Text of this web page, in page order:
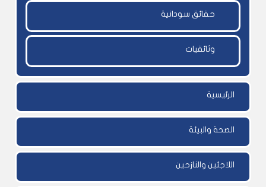
حقائق سودانية
وثائقيات
الرئيسية
الصحة والبيئة
اللاجئين والنازحين